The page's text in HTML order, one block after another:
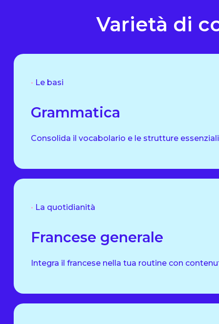
Varietà di
• Le basi
Grammatica
Consolida il vocabolario e le strutture
• La quotidianità
Francese generale
Integra il francese nella tua routine con